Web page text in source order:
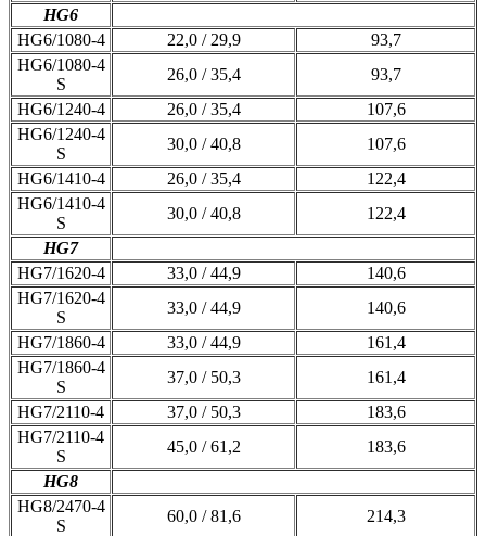
HG6
HG6/1080-4
22,0 / 29,9
93,7
HG6/1080-4
S
26,0 / 35,4
93,7
HG6/1240-4
26,0 / 35,4
107,6
HG6/1240-4
S
30,0 / 40,8
107,6
HG6/1410-4
26,0 / 35,4
122,4
HG6/1410-4
S
30,0 / 40,8
122,4
HG7
HG7/1620-4
33,0 / 44,9
140,6
HG7/1620-4
S
33,0 / 44,9
140,6
HG7/1860-4
33,0 / 44,9
161,4
HG7/1860-4
S
37,0 / 50,3
161,4
HG7/2110-4
37,0 / 50,3
183,6
HG7/2110-4
S
45,0 / 61,2
183,6
HG8
HG8/2470-4
S
60,0 / 81,6
214,3